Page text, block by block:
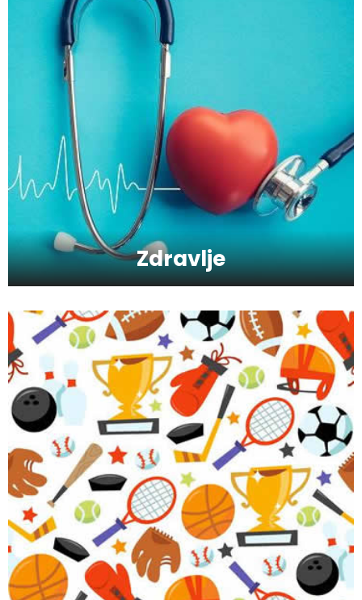
Kako da ostanete fit - vežbajte kod kuće
Zbog čega je zumba sve popularnija?
Mitovi o zdravoj hrani
Skijanje pa plivanje, idealne aktivnosti na
raspustu u Sloveniji
Ishrana profesionalnih sportista
Kako da oporavimo kožu nakon zime?
Koliko je šećer (ne)zdrav?
Saveti za jutranji trening
Zdravlje